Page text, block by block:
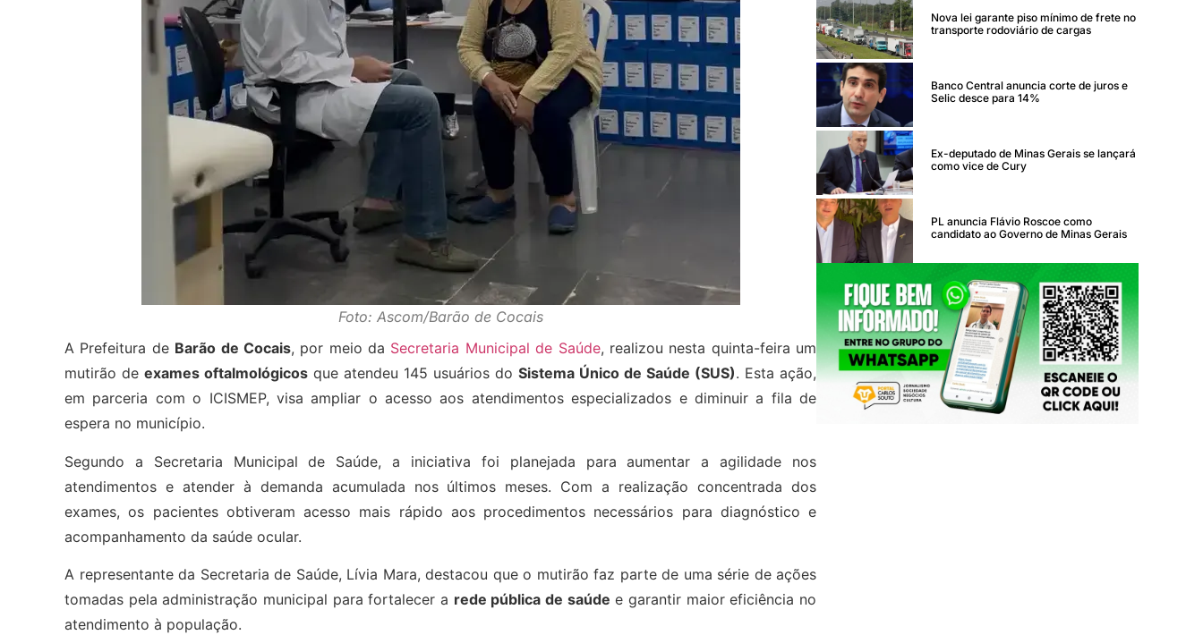
Foto: Ascom/Barão de Cocais
A Prefeitura de Barão de Cocais, por meio da Secretaria Municipal de Saúde, realizou nesta quinta-feira um
mutirão de exames oftalmológicos que atendeu 145 usuários do Sistema Único de Saúde (SUS). Esta ação,
em parceria com o ICISMEP, visa ampliar o acesso aos atendimentos especializados e diminuir a fila de
espera no município.
Segundo a Secretaria Municipal de Saúde, a iniciativa foi planejada para aumentar a agilidade nos
atendimentos e atender à demanda acumulada nos últimos meses. Com a realização concentrada dos
exames, os pacientes obtiveram acesso mais rápido aos procedimentos necessários para diagnóstico e
acompanhamento da saúde ocular.
A representante da Secretaria de Saúde, Lívia Mara, destacou que o mutirão faz parte de uma série de ações
tomadas pela administração municipal para fortalecer a rede pública de saúde e garantir maior eficiência no
atendimento à população.
Nova lei garante piso mínimo de frete no
transporte rodoviário de cargas
Banco Central anuncia corte de juros e
Selic desce para 14%
Ex-deputado de Minas Gerais se lançará
como vice de Cury
PL anuncia Flávio Roscoe como
candidato ao Governo de Minas Gerais